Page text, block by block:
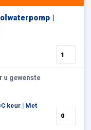
|
u gewenste
keur | Met